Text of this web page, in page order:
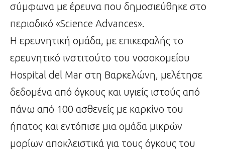
σύμφωνα με έρευνα που δημοσιεύθηκε στο
περιοδικό «Science Advances».
Η ερευνητική ομάδα, με επικεφαλής το
ερευνητικό ινστιτούτο του νοσοκομείου
Hospital del Mar στη Βαρκελώνη, μελέτησε
δεδομένα από όγκους και υγιείς ιστούς από
πάνω από 100 ασθενείς με καρκίνο του
ήπατος και εντόπισε μια ομάδα μικρών
μορίων αποκλειστικά για τους όγκους του